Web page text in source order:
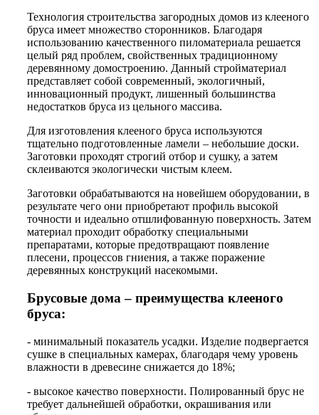
Технология строительства загородных домов из клееного
бруса имеет множество сторонников. Благодаря
использованию качественного пиломатериала решается
целый ряд проблем, свойственных традиционному
деревянному домостроению. Данный стройматериал
представляет собой современный, экологичный,
инновационный продукт, лишенный большинства
недостатков бруса из цельного массива.
Для изготовления клееного бруса используются
тщательно подготовленные ламели – небольшие доски.
Заготовки проходят строгий отбор и сушку, а затем
склеиваются экологически чистым клеем.
Заготовки обрабатываются на новейшем оборудовании, в
результате чего они приобретают профиль высокой
точности и идеально отшлифованную поверхность. Затем
материал проходит обработку специальными
препаратами, которые предотвращают появление
плесени, процессов гниения, а также поражение
деревянных конструкций насекомыми.
Брусовые дома – преимущества клееного
бруса:
- минимальный показатель усадки. Изделие подвергается
сушке в специальных камерах, благодаря чему уровень
влажности в древесине снижается до 18%;
- высокое качество поверхности. Полированный брус не
требует дальнейшей обработки, окрашивания или